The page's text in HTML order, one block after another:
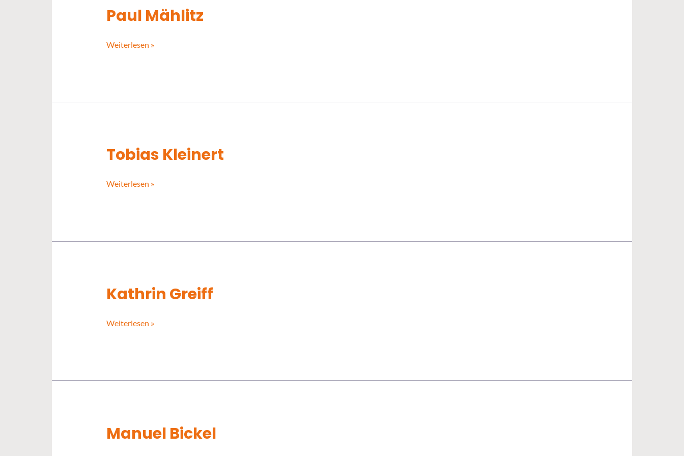
Paul Mählitz
Paul
Weiterlesen »
Tobias Kleinert
Tobias
Weiterlesen »
Kathrin Greiff
Kathrin
Weiterlesen »
Manuel Bickel
Manuel